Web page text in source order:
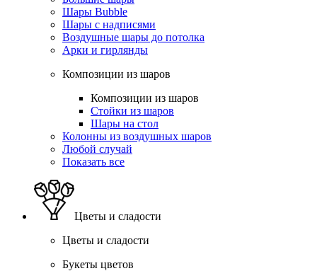
Шары Bubble
Шары с надписями
Воздушные шары до потолка
Арки и гирлянды
Композиции из шаров
Композиции из шаров
Стойки из шаров
Шары на стол
Колонны из воздушных шаров
Любой случай
Показать все
Цветы и сладости
Цветы и сладости
Букеты цветов